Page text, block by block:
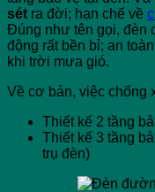
sét ra đời; hạn chế về
Đúng như tên gọi, đèn
động rất bền bỉ; an
khi trời mưa gió.
Về cơ bản, việc chống
Thiết kế 2 tầng
Thiết kế 3 tầng
trụ đèn)